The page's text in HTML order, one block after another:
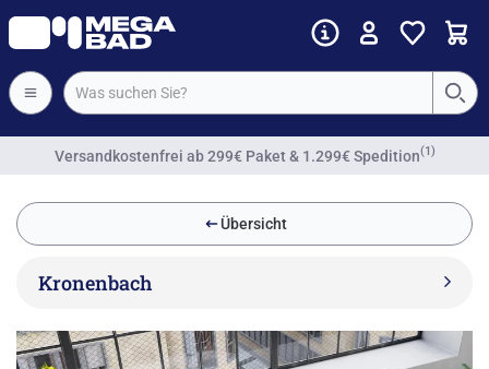
Versandkostenfrei ab 299€ Paket & 1.299€ Spedition(1)
Übersicht
Kronenbach